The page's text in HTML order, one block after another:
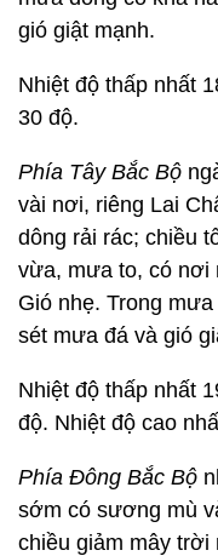
gió giật mạnh.
Nhiệt độ thấp nhất
30 độ.
Phía Tây Bắc Bộ
vài nơi, riêng Lai
dông rải rác; chiều
vừa, mưa to, có nơi
Gió nhẹ. Trong
sét mưa đá và gió
Nhiệt độ thấp nhất
độ. Nhiệt độ cao
Phía Đông Bắc Bộ
sớm có sương mù
chiều giảm mây trời